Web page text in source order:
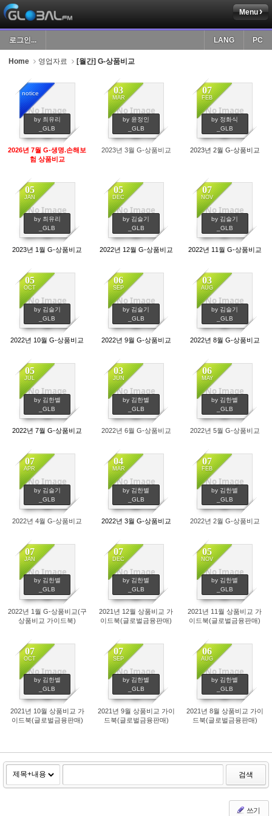
Menu
로그인... PC
LANG
Home 영업자료 [월간] G-상품비교
No Image
notice
by 최유리
_GLB
1028
2026년 7월 G-생명.손해보
험 상품비교
No Image
03
MAR
by 윤정인
_GLB
819
2023년 3월 G-상품비교
No Image
07
FEB
by 정화식
_GLB
699
2023년 2월 G-상품비교
No Image
05
JAN
by 최유리
_GLB
804
2023년 1월 G-상품비교
No Image
05
DEC
by 김슬기
_GLB
705
2022년 12월 G-상품비교
No Image
07
NOV
by 김슬기
_GLB
647
2022년 11월 G-상품비교
No Image
05
OCT
by 김슬기
_GLB
697
2022년 10월 G-상품비교
No Image
06
SEP
by 김슬기
_GLB
546
2022년 9월 G-상품비교
No Image
03
AUG
by 김슬기
_GLB
622
2022년 8월 G-상품비교
No Image
05
JUL
by 김한별
_GLB
650
2022년 7월 G-상품비교
No Image
03
JUN
by 김한별
_GLB
687
2022년 6월 G-상품비교
No Image
06
MAY
by 김한별
_GLB
610
2022년 5월 G-상품비교
No Image
07
APR
by 김슬기
_GLB
747
2022년 4월 G-상품비교
No Image
04
MAR
by 김한별
_GLB
711
2022년 3월 G-상품비교
No Image
07
FEB
by 김한별
_GLB
588
2022년 2월 G-상품비교
No Image
07
JAN
by 김한별
_GLB
611
2022년 1월 G-상품비교(구
상품비교 가이드북)
No Image
07
DEC
by 김한별
_GLB
559
2021년 12월 상품비교 가
이드북(글로벌금융판매)
No Image
05
NOV
by 김한별
_GLB
535
2021년 11월 상품비교 가
이드북(글로벌금융판매)
No Image
07
OCT
by 김한별
_GLB
515
2021년 10월 상품비교 가
이드북(글로벌금융판매)
No Image
07
SEP
by 김한별
_GLB
432
2021년 9월 상품비교 가이
드북(글로벌금융판매)
No Image
06
AUG
by 김한별
_GLB
656
2021년 8월 상품비교 가이
드북(글로벌금융판매)
검색
쓰기
Sketchbook5, 스케치북5
Sketchbook5, 스케치북5